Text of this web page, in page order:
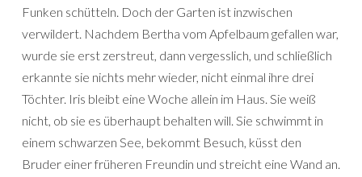
Funken schütteln. Doch der Garten ist inzwischen
verwildert. Nachdem Bertha vom Apfelbaum gefallen war,
wurde sie erst zerstreut, dann vergesslich, und schließlich
erkannte sie nichts mehr wieder, nicht einmal ihre drei
Töchter. Iris bleibt eine Woche allein im Haus. Sie weiß
nicht, ob sie es überhaupt behalten will. Sie schwimmt in
einem schwarzen See, bekommt Besuch, küsst den
Bruder einer früheren Freundin und streicht eine Wand an.